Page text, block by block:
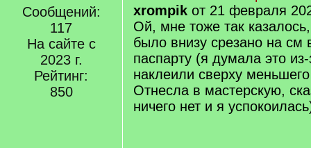
Сообщений:
117
На сайте с
2023 г.
Рейтинг:
850
xrompik от 21 февраля
Ой, мне тоже так
было внизу срезано на см
паспарту (я думала это из-
наклеили сверху
Отнесла в мастерскую,
ничего нет и я